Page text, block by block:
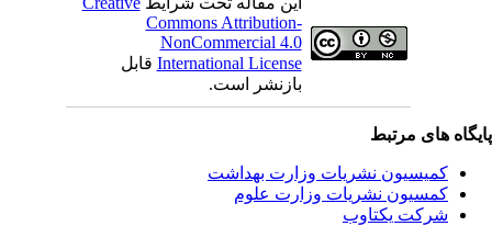
Commons Attribution-
NonCommercial 4.0
International Licenseقابل
بازنشر است.
های مرتبط
کمیسیون نشریات وزارت بهداشت
کمسیون نشریات وزارت علوم
شرکت یکتاوب